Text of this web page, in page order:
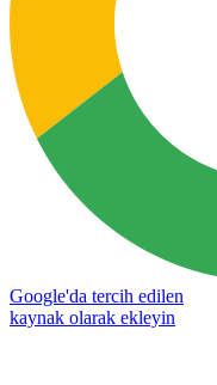
Google'da tercih edilen
kaynak olarak ekleyin